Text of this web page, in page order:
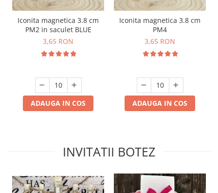
Iconita magnetica 3.8 cm
PM2 in saculet BLUE
3,65 RON
ADAUGA IN COS
Iconita magnetica 3.8 cm
PM4
3,65 RON
ADAUGA IN COS
INVITATII BOTEZ